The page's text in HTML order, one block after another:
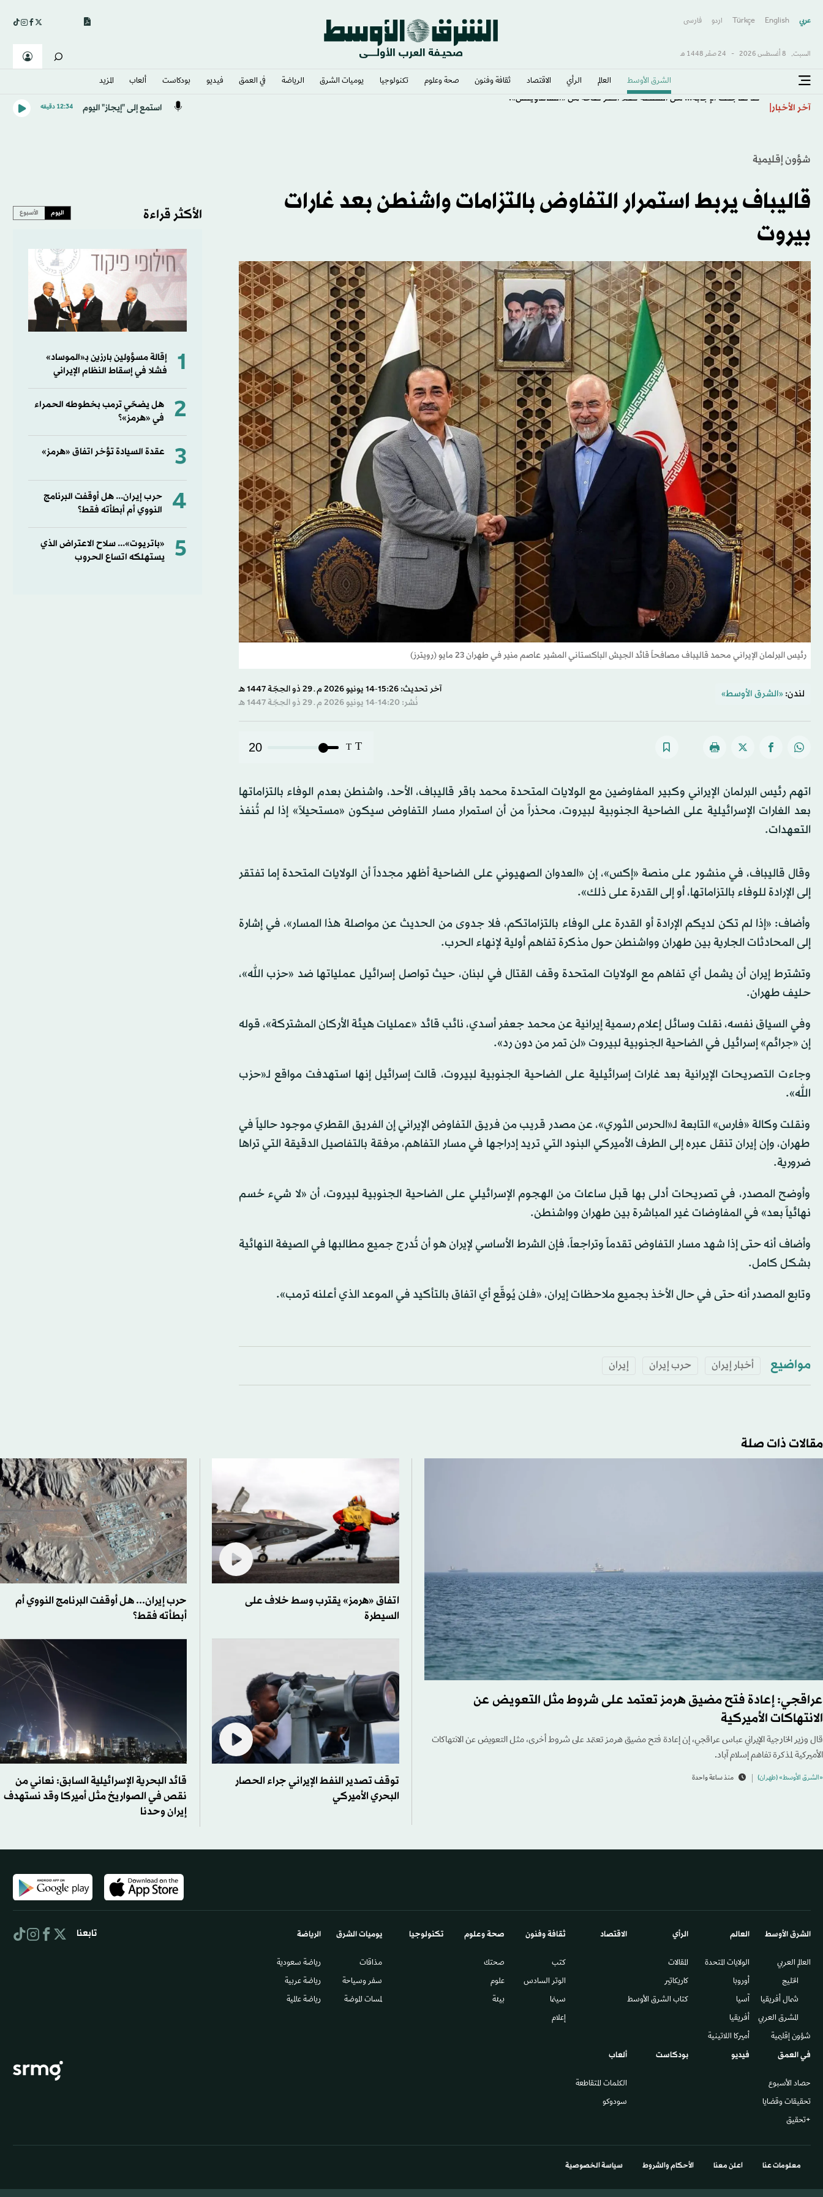
عربي English
Türkçe اردو فارسى
السبت, 8 أغسطس 2026 - 24 صفَر 1448 هـ
الشرق الأوسط​ العالم الرأي الاقتصاد ثقافة وفنون صحة وعلوم تكنولوجيا يوميات الشرق​ الرياضة في العمق فيديو بودكاست ألعاب المزيد
آخر الأخبار قد تفاجئك الإجابة... هل السلطة فعلاً أكثر صحة من «الساندويتش»؟ استمع إلى "إيجاز" اليوم 12:34 دقيقه
شؤون إقليمية
قاليباف يربط استمرار التفاوض بالتزامات واشنطن بعد غارات
بيروت
رئيس البرلمان الإيراني محمد قاليباف مصافحاً قائد الجيش الباكستاني المشير عاصم منير في طهران 23 مايو (رويترز)
لندن: «الشرق الأوسط»
آخر تحديث: 15:26-14 يونيو 2026 م ـ 29 ذو الحِجّة 1447 هـ
نُشر: 14:20-14 يونيو 2026 م ـ 29 ذو الحِجّة 1447 هـ
T
T
20
اتهم رئيس البرلمان الإيراني وكبير المفاوضين مع الولايات المتحدة محمد باقر قاليباف، الأحد، واشنطن بعدم الوفاء بالتزاماتها
بعد الغارات الإسرائيلية على الضاحية الجنوبية لبيروت، محذراً من أن استمرار مسار التفاوض سيكون «مستحيلاً» إذا لم تُنفذ
التعهدات.
وقال قاليباف، في منشور على منصة «إكس»، إن «العدوان الصهيوني على الضاحية أظهر مجدداً أن الولايات المتحدة إما تفتقر
إلى الإرادة للوفاء بالتزاماتها، أو إلى القدرة على ذلك».
وأضاف: «إذا لم تكن لديكم الإرادة أو القدرة على الوفاء بالتزاماتكم، فلا جدوى من الحديث عن مواصلة هذا المسار»، في إشارة
إلى المحادثات الجارية بين طهران وواشنطن حول مذكرة تفاهم أولية لإنهاء الحرب.
وتشترط إيران أن يشمل أي تفاهم مع الولايات المتحدة وقف القتال في لبنان، حيث تواصل إسرائيل عملياتها ضد «حزب الله»،
حليف طهران.
وفي السياق نفسه، نقلت وسائل إعلام رسمية إيرانية عن محمد جعفر أسدي، نائب قائد «عمليات هيئة الأركان المشتركة»، قوله
إن «جرائم» إسرائيل في الضاحية الجنوبية لبيروت «لن تمر من دون رد».
وجاءت التصريحات الإيرانية بعد غارات إسرائيلية على الضاحية الجنوبية لبيروت، قالت إسرائيل إنها استهدفت مواقع لـ«حزب
الله».
ونقلت وكالة «فارس» التابعة لـ«الحرس الثوري»، عن مصدر قريب من فريق التفاوض الإيراني إن الفريق القطري موجود حالياً في
طهران، وإن إيران تنقل عبره إلى الطرف الأميركي البنود التي تريد إدراجها في مسار التفاهم، مرفقة بالتفاصيل الدقيقة التي تراها
ضرورية.
وأوضح المصدر، في تصريحات أدلى بها قبل ساعات من الهجوم الإسرائيلي على الضاحية الجنوبية لبيروت، أن «لا شيء حُسم
نهائياً بعد» في المفاوضات غير المباشرة بين طهران وواشنطن.
وأضاف أنه حتى إذا شهد مسار التفاوض تقدماً وتراجعاً، فإن الشرط الأساسي لإيران هو أن تُدرج جميع مطالبها في الصيغة النهائية
بشكل كامل.
وتابع المصدر أنه حتى في حال الأخذ بجميع ملاحظات إيران، «فلن يُوقّع أي اتفاق بالتأكيد في الموعد الذي أعلنه ترمب».
مواضيع أخبار إيران حرب إيران إيران
الأكثر قراءة اليوم الأسبوع
1
إقالة مسؤولين بارزين بـ«الموساد»
فشلا في إسقاط النظام الإيراني
2
هل يضحّي ترمب بخطوطه الحمراء
في «هرمز»؟
3 عقدة السيادة تؤخر اتفاق «هرمز»
4
حرب إيران... هل أوقفت البرنامج
النووي أم أبطأته فقط؟
5
«باتريوت»... سلاح الاعتراض الذي
يستهلكه اتساع الحروب
مقالات ذات صلة
عراقجي: إعادة فتح مضيق هرمز تعتمد على شروط مثل التعويض عن
الانتهاكات الأميركية
قال وزير الخارجية الإيراني عباس عراقجي، إن إعادة فتح مضيق هرمز تعتمد على شروط أخرى، مثل التعويض عن الانتهاكات
الأميركية لمذكرة تفاهم إسلام آباد.
«الشرق الأوسط» (طهران) منذ ساعة واحدة
اتفاق «هرمز» يقترب وسط خلاف على
السيطرة
حرب إيران... هل أوقفت البرنامج النووي أم
أبطأته فقط؟
توقف تصدير النفط الإيراني جراء الحصار
البحري الأميركي
قائد البحرية الإسرائيلية السابق: نعاني من
نقص في الصواريخ مثل أميركا وقد نستهدف
إيران وحدنا
الشرق الأوسط​
العالم العربي
الخليج
شمال أفريقيا
المشرق العربي
شؤون إقليمية
العالم
الولايات المتحدة
أوروبا
آسيا
أفريقيا
أميركا اللاتينية
الرأي
المقالات
كاريكاتير
كتاب الشرق الأوسط
الاقتصاد ثقافة وفنون
كتب
الوتر السادس​
سينما
إعلام
صحة وعلوم
صحتك
علوم
بيئة
تكنولوجيا يوميات الشرق​
مذاقات
سفر وسياحة
لمسات الموضة
الرياضة
رياضة سعودية
رياضة عربية
رياضة عالمية
في العمق
حصاد الأسبوع
تحقيقات وقضايا
+تحقيق
فيديو بودكاست ألعاب
الكلمات المتقاطعة
سودوكو
تابعنا
معلومات عنا اعلن معنا الأحكام والشروط سياسة الخصوصية